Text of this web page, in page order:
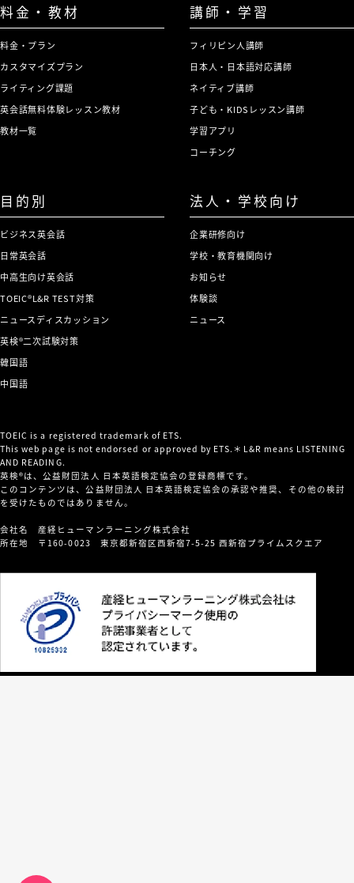
料金・教材
料金・プラン
カスタマイズプラン
ライティング課題
英会話無料体験レッスン教材
教材一覧
講師・学習
フィリピン人講師
日本人・日本語対応講師
ネイティブ講師
子ども・KIDSレッスン講師
学習アプリ
コーチング
目的別
ビジネス英会話
日常英会話
中高生向け英会話
TOEIC®L&R TEST対策
ニュースディスカッション
英検®二次試験対策
韓国語
中国語
法人・学校向け
企業研修向け
学校・教育機関向け
お知らせ
体験談
ニュース
TOEIC is a registered trademark of ETS.
This web page is not endorsed or approved by ETS.＊L&R means LISTENING
AND READING.
英検®は、公益財団法人 日本英語検定協会の登録商標です。
このコンテンツは、公益財団法人 日本英語検定協会の承認や推奨、その他の検討
を受けたものではありません。
会社名 産経ヒューマンラーニング株式会社
所在地 〒160-0023 東京都新宿区西新宿7-5-25 西新宿プライムスクエア